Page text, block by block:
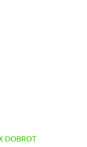
DOBROT